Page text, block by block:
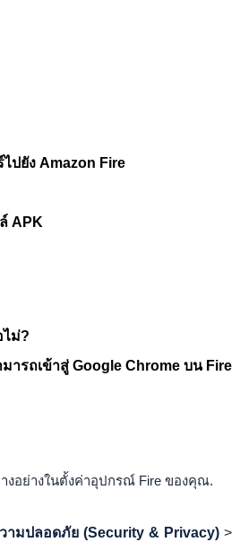
ปยัง Amazon Fire
APK
ไม่?
ารถเข้าสู่ Google Chrome บน Fire
อย่างในตั้งค่าอุปกรณ์ Fire ของคุณ.
ามปลอดภัย (Security & Privacy)>